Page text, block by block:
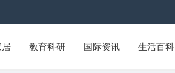
居 教育科研 国际资讯 生活百科